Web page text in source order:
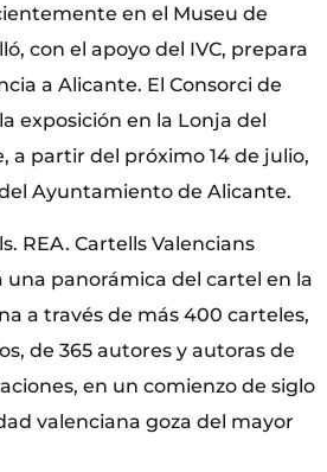
en el Museu de
con el apoyo del IVC, prepara
a Alicante. El Consorci de
exposición en la Lonja del
a partir del próximo 14 de julio,
Ayuntamiento de Alicante.
REA. Cartells Valencians
una panorámica del cartel en la
a través de más 400 carteles,
de 365 autores y autoras de
en un comienzo de siglo
valenciana goza del mayor